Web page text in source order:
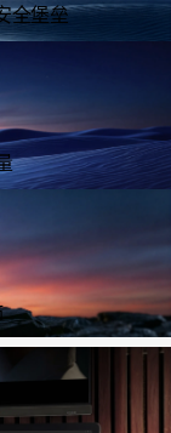
全堡垒